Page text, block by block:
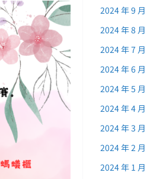
2024 年 9 月
2024 年 8 月
2024 年 7 月
2024 年 6 月
2024 年 5 月
2024 年 4 月
2024 年 3 月
2024 年 2 月
2024 年 1 月